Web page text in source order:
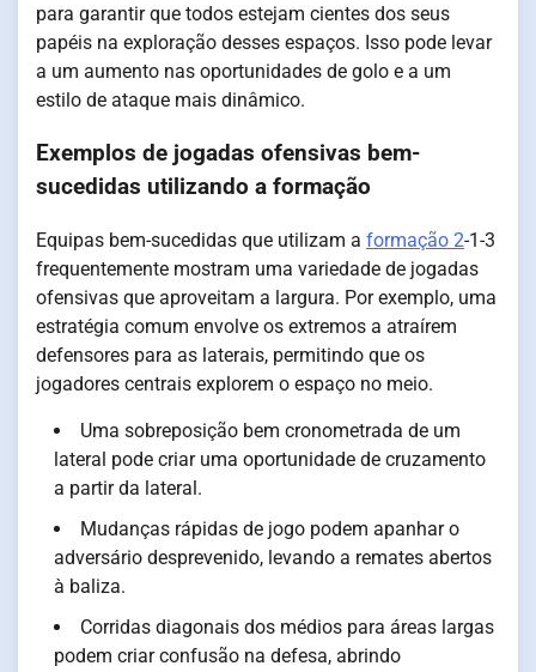
para garantir que todos estejam cientes dos seus
papéis na exploração desses espaços. Isso pode levar
a um aumento nas oportunidades de golo e a um
estilo de ataque mais dinâmico.
Exemplos de jogadas ofensivas bem-
sucedidas utilizando a formação
Equipas bem-sucedidas que utilizam a formação 2-1-3
frequentemente mostram uma variedade de jogadas
ofensivas que aproveitam a largura. Por exemplo, uma
estratégia comum envolve os extremos a atraírem
defensores para as laterais, permitindo que os
jogadores centrais explorem o espaço no meio.
Uma sobreposição bem cronometrada de um
lateral pode criar uma oportunidade de cruzamento
a partir da lateral.
Mudanças rápidas de jogo podem apanhar o
adversário desprevenido, levando a remates abertos
à baliza.
Corridas diagonais dos médios para áreas largas
podem criar confusão na defesa, abrindo